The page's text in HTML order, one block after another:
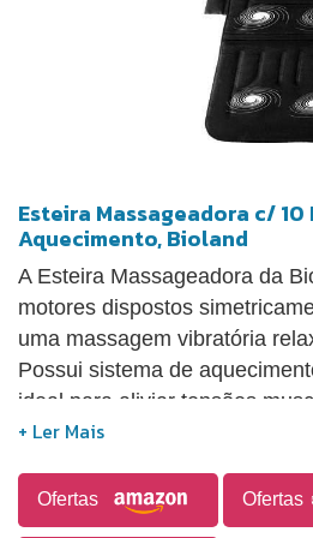
Esteira Massageadora c/
Aquecimento, Bioland
A Esteira Massageadora da
motores dispostos
uma massagem vibratória
Possui sistema de
ideal para aliviar tensões
fácil instalação, pode ser
comandos simples, é indicada
diferentes ambientes,
Ofertas Ofertas